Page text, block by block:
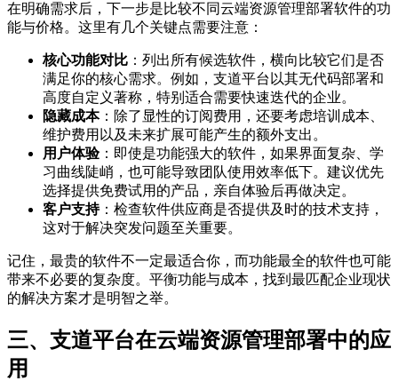
在明确需求后，下一步是比较不同云端资源管理部署软件的功
能与价格。这里有几个关键点需要注意：
核心功能对比 ：列出所有候选软件，横向比较它们是否
满足你的核心需求。例如，支道平台以其无代码部署和
高度自定义著称，特别适合需要快速迭代的企业。
隐藏成本：除了显性的订阅费用，还要考虑培训成本、
维护费用以及未来扩展可能产生的额外支出。
用户体验：即使是功能强大的软件，如果界面复杂、学
习曲线陡峭，也可能导致团队使用效率低下。建议优先
选择提供免费试用的产品，亲自体验后再做决定。
客户支持：检查软件供应商是否提供及时的技术支持，
这对于解决突发问题至关重要。
记住，最贵的软件不一定最适合你，而功能最全的软件也可能
带来不必要的复杂度。平衡功能与成本，找到最匹配企业现状
的解决方案才是明智之举。
三、支道平台在云端资源管理部署中的应
用